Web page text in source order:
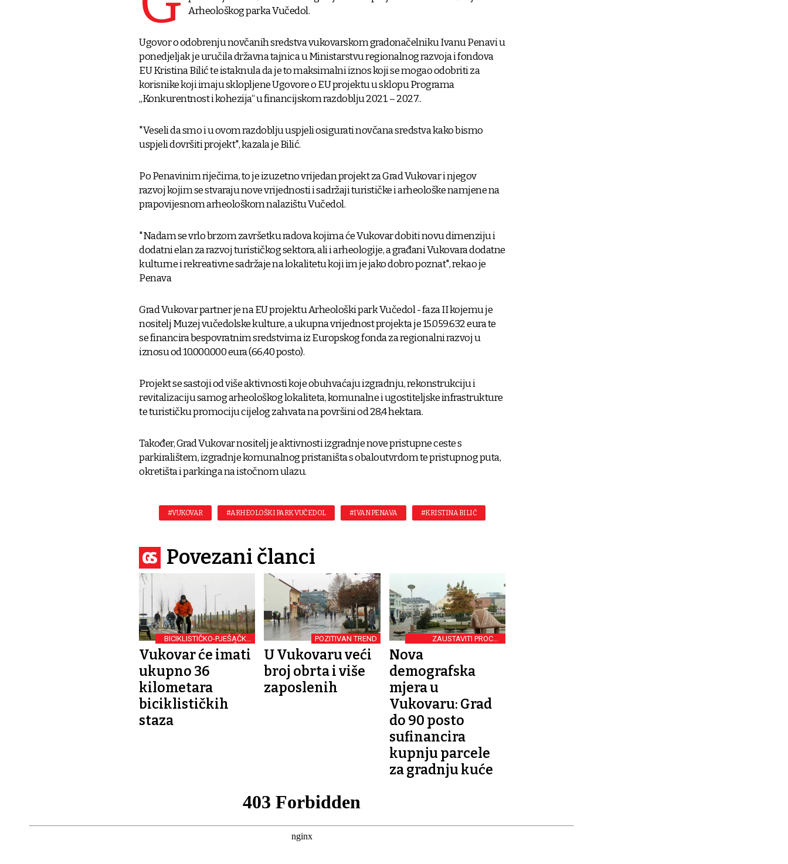
Arheološkog parka Vučedol.
Ugovor o odobrenju novčanih sredstva vukovarskom gradonačelniku Ivanu Penavi u
ponedjeljak je uručila državna tajnica u Ministarstvu regionalnog razvoja i fondova
EU Kristina Bilić te istaknula da je to maksimalni iznos koji se mogao odobriti za
korisnike koji imaju sklopljene Ugovore o EU projektu u sklopu Programa
„Konkurentnost i kohezija“ u financijskom razdoblju 2021. – 2027..
"Veseli da smo i u ovom razdoblju uspjeli osigurati novčana sredstva kako bismo
uspjeli dovršiti projekt", kazala je Bilić.
Po Penavinim riječima, to je izuzetno vrijedan projekt za Grad Vukovar i njegov
razvoj kojim se stvaraju nove vrijednosti i sadržaji turističke i arheološke namjene na
prapovijesnom arheološkom nalazištu Vučedol.
"Nadam se vrlo brzom završetku radova kojima će Vukovar dobiti novu dimenziju i
dodatni elan za razvoj turističkog sektora, ali i arheologije, a građani Vukovara dodatne
kulturne i rekreativne sadržaje na lokalitetu koji im je jako dobro poznat", rekao je
Penava
Grad Vukovar partner je na EU projektu Arheološki park Vučedol - faza II kojemu je
nositelj Muzej vučedolske kulture, a ukupna vrijednost projekta je 15.059.632 eura te
se financira bespovratnim sredstvima iz Europskog fonda za regionalni razvoj u
iznosu od 10.000.000 eura (66,40 posto).
Projekt se sastoji od više aktivnosti koje obuhvaćaju izgradnju, rekonstrukciju i
revitalizaciju samog arheološkog lokaliteta, komunalne i ugostiteljske infrastrukture
te turističku promociju cijelog zahvata na površini od 28,4 hektara.
Također, Grad Vukovar nositelj je aktivnosti izgradnje nove pristupne ceste s
parkiralištem, izgradnje komunalnog pristaništa s obaloutvrdom te pristupnog puta,
okretišta i parkinga na istočnom ulazu.
#VUKOVAR #ARHEOLOŠKI PARK VUČEDOL #IVAN PENAVA #KRISTINA BILIĆ
Povezani članci
BICIKLISTIČKO-PJEŠAČKA
STAZA U VINKOVAČKOJ
ULICI
Vukovar će imati
ukupno 36
kilometara
biciklističkih
staza
POZITIVAN TREND
U Vukovaru veći
broj obrta i više
zaposlenih
ZAUSTAVITI PROCES
ISELJAVANJA
Nova
demografska
mjera u
Vukovaru: Grad
do 90 posto
sufinancira
kupnju parcele
za gradnju kuće